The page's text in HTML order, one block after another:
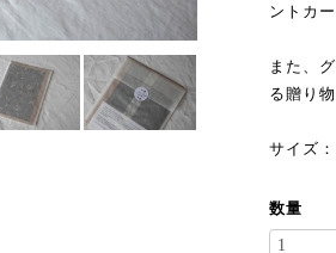
ントカ
また、
る贈り
サイズ
数量